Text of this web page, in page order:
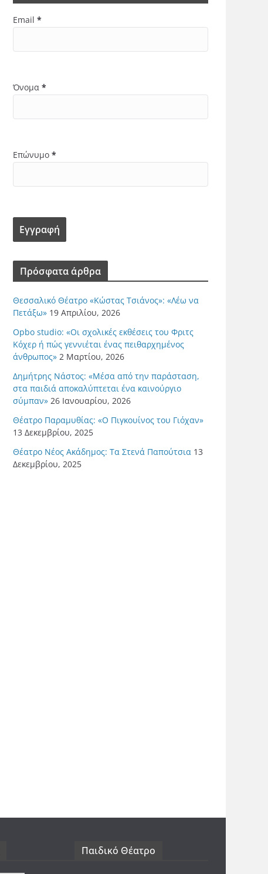
Email *
Όνομα *
Επώνυμο *
Πρόσφατα άρθρα
Θεσσαλικό Θέατρο «Κώστας Τσιάνος»: «Λέω να
Πετάξω» 19 Απριλίου, 2026
Opbo studio: «Οι σχολικές εκθέσεις του Φριτς
Κόχερ ή πώς γεννιέται ένας πειθαρχημένος
άνθρωπος» 2 Μαρτίου, 2026
Δημήτρης Νάστος: «Μέσα από την παράσταση,
στα παιδιά αποκαλύπτεται ένα καινούργιο
σύμπαν» 26 Ιανουαρίου, 2026
Θέατρο Παραμυθίας: «Ο Πιγκουίνος του Γιόχαν»
13 Δεκεμβρίου, 2025
Θέατρο Νέος Ακάδημος: Τα Στενά Παπούτσια 13
Δεκεμβρίου, 2025
Παιδικό Θέατρο